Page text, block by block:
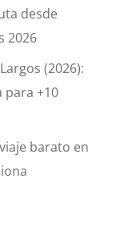
desde
2026
(2026):
para +10
barato en